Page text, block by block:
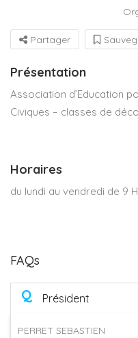
Partager
Présentation
Association d’Education
Civiques – classes de
Horaires
du lundi au vendredi de 9
FAQs
Q Président
PERRET SEBASTIEN